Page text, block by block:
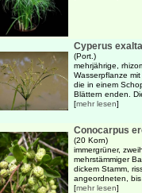
Cyperus
(Port.)
mehrjährige,
Wasserpflanze
die in einem
Blättern enden.
[mehr lesen]
Conocarpus
(20 Korn)
immergrüner,
mehrstämmiger
dickem Stamm,
angeordneten,
[mehr lesen]